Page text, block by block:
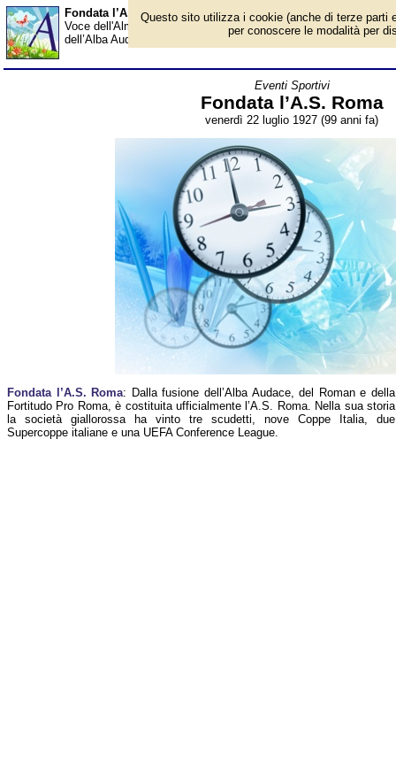
Fondata l’A.S. Roma - Almanacco
Voce dell'Almanacco del 22 luglio, per la rubrica 'Eventi
dell’Alba Audace, del Roman e della Fortitudo Pro Roma, è
Eventi Sportivi
Fondata l’A.S. Roma
venerdì 22 luglio 1927 (99 anni fa)
Fondata l’A.S. Roma: Dalla fusione dell’Alba Audace, del Roman e della
Fortitudo Pro Roma, è costituita ufficialmente l’A.S. Roma. Nella sua storia
la società giallorossa ha vinto tre scudetti, nove Coppe Italia, due
Supercoppe italiane e una UEFA Conference League.
Questo sito utilizza i cookie (anche di terze parti
per conoscere le modalità per